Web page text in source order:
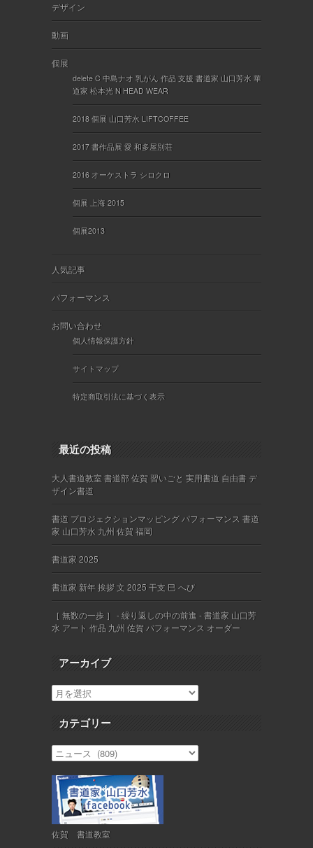
デザイン
動画
個展
delete C 中島ナオ 乳がん 作品 支援 書道家 山口芳水 華
道家 松本光 N HEAD WEAR
2018 個展 山口芳水 LIFTCOFFEE
2017 書作品展 愛 和多屋別荘
2016 オーケストラ シロクロ
個展 上海 2015
個展2013
人気記事
パフォーマンス
お問い合わせ
個人情報保護方針
サイトマップ
特定商取引法に基づく表示
最近の投稿
大人書道教室 書道部 佐賀 習いごと 実用書道 自由書 デ
ザイン書道
書道 プロジェクションマッピング パフォーマンス 書道
家 山口芳水 九州 佐賀 福岡
書道家 2025
書道家 新年 挨拶 文 2025 干支 巳 へび
［ 無数の一歩 ］ - 繰り返しの中の前進 - 書道家 山口芳
水 アート 作品 九州 佐賀 パフォーマンス オーダー
アーカイブ
カテゴリー
佐賀 書道教室